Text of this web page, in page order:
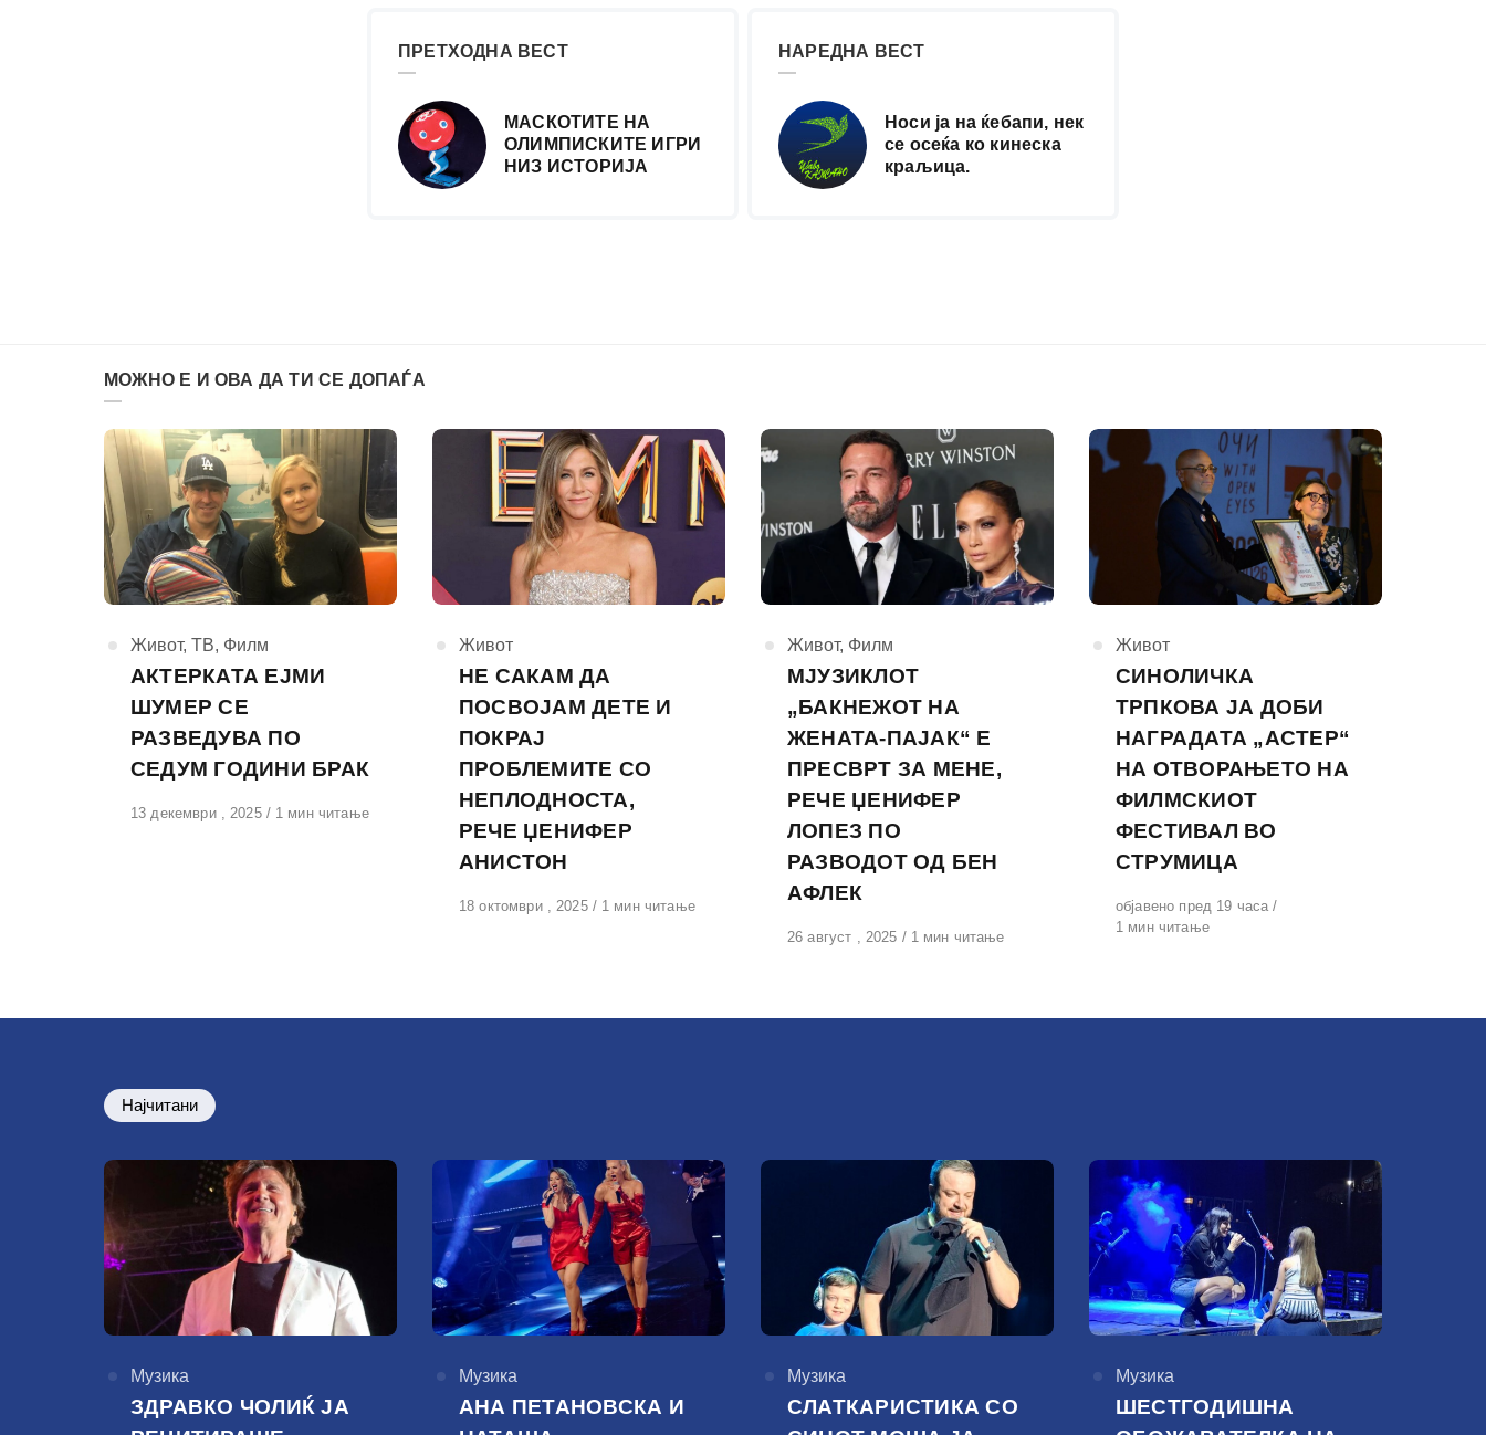
ПРЕТХОДНА ВЕСТ
МАСКОТИТЕ НА
ОЛИМПИСКИТЕ ИГРИ
НИЗ ИСТОРИЈА
НАРЕДНА ВЕСТ
Носи ја на ќебапи, нек
се осеќа ко кинеска
краљица.
МОЖНО Е И ОВА ДА ТИ СЕ ДОПАЃА
КАтегорија
Живот, ТВ, Филм
АКТЕРКАТА ЕЈМИ
ШУМЕР СЕ
РАЗВЕДУВА ПО
СЕДУМ ГОДИНИ БРАК
Објавено
13 декември , 2025 1 мин читање
КАтегорија
Живот
НЕ САКАМ ДА
ПОСВОЈАМ ДЕТЕ И
ПОКРАЈ
ПРОБЛЕМИТЕ СО
НЕПЛОДНОСТА,
РЕЧЕ ЏЕНИФЕР
АНИСТОН
Објавено
18 октомври , 2025 1 мин читање
КАтегорија
Живот, Филм
МЈУЗИКЛОТ
„БАКНЕЖОТ НА
ЖЕНАТА-ПАЈАК“ Е
ПРЕСВРТ ЗА МЕНЕ,
РЕЧЕ ЏЕНИФЕР
ЛОПЕЗ ПО
РАЗВОДОТ ОД БЕН
АФЛЕК
Објавено
26 август , 2025 1 мин читање
КАтегорија
Живот
СИНОЛИЧКА
ТРПКОВА ЈА ДОБИ
НАГРАДАТА „АСТЕР“
НА ОТВОРАЊЕТО НА
ФИЛМСКИОТ
ФЕСТИВАЛ ВО
СТРУМИЦА
Објавено
на
објавено пред 19 часа
1 мин читање
Најчитани
КАтегорија
Музика
ЗДРАВКО ЧОЛИЌ ЈА
КАтегорија
Музика
АНА ПЕТАНОВСКА И
КАтегорија
Музика
СЛАТКАРИСТИКА СО
КАтегорија
Музика
ШЕСТГОДИШНА